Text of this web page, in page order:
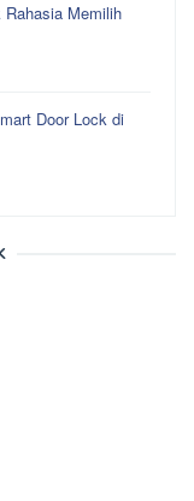
Memilih
Door Lock di